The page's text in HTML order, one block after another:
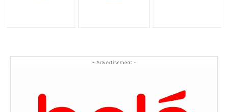
- Advertisement -